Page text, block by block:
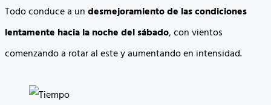
Todo conduce a undesmejoramiento de las condiciones
lentamente hacia la noche del sábado, con vientos
comenzando a rotar al este y aumentando en intensidad.